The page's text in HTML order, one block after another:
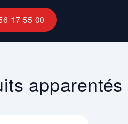
17 55 00
apparentés